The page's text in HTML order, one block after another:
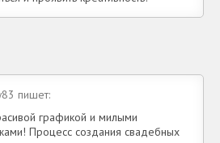
пишет:
графикой и милыми
Процесс создания свадебных